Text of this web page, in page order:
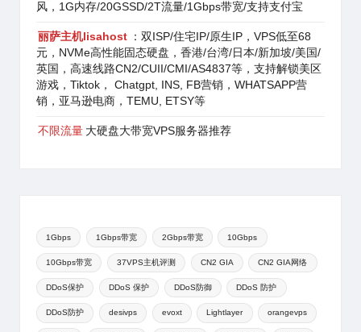
风，1G内存/20GSSD/2T流量/1Gbps带宽/支持支付宝
丽萨主机lisahost ：双ISP/住宅IP/原生IP，VPS低至68
元，NVMe高性能固态硬盘，香港/台湾/日本/新加坡/美国/
英国，高速线路CN2/CUII/CMI/AS4837等，支持解锁美区
游戏，Tiktok， Chatgpt, INS, FB营销，WHATSAPP营
销，亚马逊电商，TEMU, ETSY等
不限流量 大硬盘大带宽VPS服务器推荐
1Gbps 1Gbps带宽 2Gbps带宽 10Gbps
10Gbps带宽 37VPS主机评测 CN2 GIA CN2 GIA网络
DDoS保护 DDoS 保护 DDoS防御 DDoS 防护
DDoS防护 desivps evoxt Lightlayer orangevps